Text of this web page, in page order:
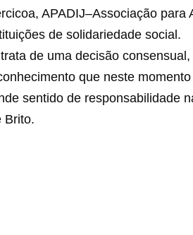
APADIJ–Associação
de solidariedade social.
de uma decisão
que neste
sentido de responsabilidade
Brito.